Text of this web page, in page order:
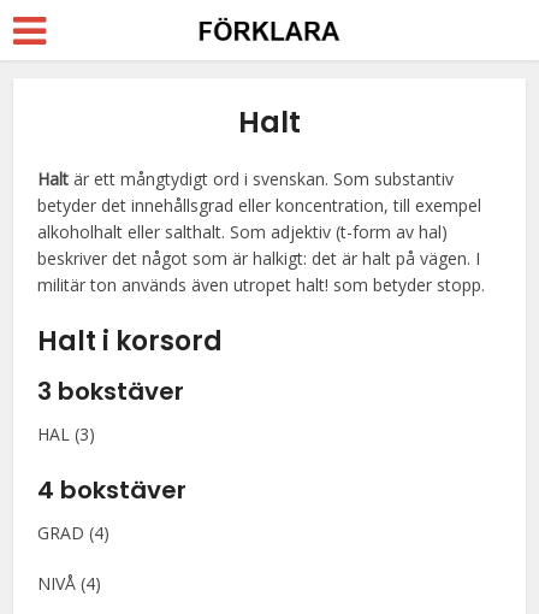
Halt
Halt är ett mångtydigt ord i svenskan. Som substantiv
betyder det innehållsgrad eller koncentration, till exempel
alkoholhalt eller salthalt. Som adjektiv (t-form av hal)
beskriver det något som är halkigt: det är halt på vägen. I
militär ton används även utropet halt! som betyder stopp.
Halt i korsord
3 bokstäver
HAL (3)
4 bokstäver
GRAD (4)
NIVÅ (4)